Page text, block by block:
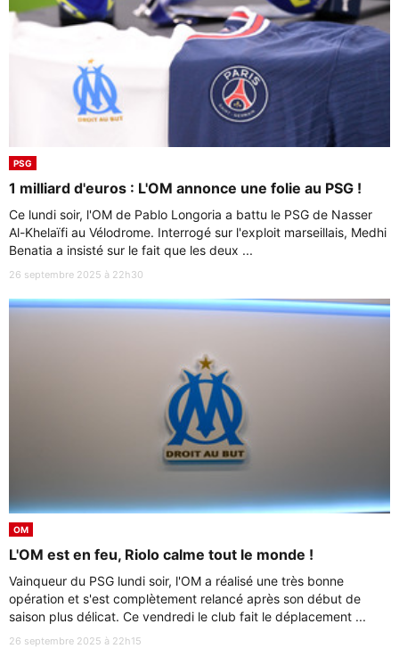
PSG
1 milliard d'euros : L'OM annonce une folie au PSG !
Ce lundi soir, l'OM de Pablo Longoria a battu le PSG de Nasser
Al-Khelaïfi au Vélodrome. Interrogé sur l'exploit marseillais, Medhi
Benatia a insisté sur le fait que les deux ...
26 septembre 2025 à 22h30
OM
L'OM est en feu, Riolo calme tout le monde !
Vainqueur du PSG lundi soir, l'OM a réalisé une très bonne
opération et s'est complètement relancé après son début de
saison plus délicat. Ce vendredi le club fait le déplacement ...
26 septembre 2025 à 22h15